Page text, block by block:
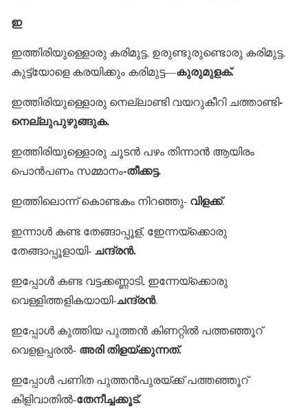
ഇ
ഇത്തിരിയുള്ളൊരു കരിമുട്ട, ഉരുണ്ടുരുണ്ടൊരു കരിമുട്ട,
കുട്ട്യോളെ കരയിക്കും കരിമുട്ട—കുരുമുളക്.
ഇത്തിരിയുള്ളൊരു നെല്ലാണ്ടി വയറുകീറി ചത്താണ്ടി-
നെല്ലുപുഴുങ്ങുക.
ഇത്തിരിയുള്ളൊരു ചൂടന്‍ പഴം തിന്നാന്‍ ആയിരം
പൊന്‍പണം സമ്മാനം-തീക്കട്ട.
ഇത്തിലൊന്ന് കൊണ്ടകം നിറഞ്ഞു- വിളക്ക്.
ഇന്നാള്‍ കണ്ട തേങ്ങാപ്പൂള്, ഇേന്നയ്‌ക്കൊരു
തേങ്ങാപ്പൂളായി- ചന്ദ്രന്‍.
ഇപ്പോള്‍ കണ്ട വട്ടക്കണ്ണാടി, ഇന്നേയ്‌ക്കൊരു
വെള്ളിത്തളികയായി-ചന്ദ്രന്‍.
ഇപ്പോള്‍ കുത്തിയ പുത്തന്‍ കിണറ്റില്‍ പത്തഞ്ഞൂറ്
വെളളപ്പരല്‍- അരി തിളയ്ക്കുന്നത്.
ഇപ്പോള്‍ പണിത പുത്തന്‍പുരയ്ക്ക് പത്തഞ്ഞൂറ്
കിളിവാതില്‍-തേനീച്ചക്കൂട്.